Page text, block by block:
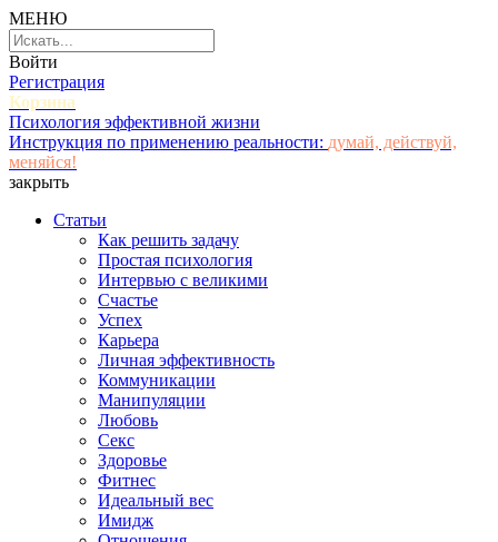
МЕНЮ
Войти
Регистрация
Корзина
Психология эффективной жизни
Инструкция по применению реальности: думай, действуй,
меняйся!
закрыть
Статьи
Как решить задачу
Простая психология
Интервью с великими
Счастье
Успех
Карьера
Личная эффективность
Коммуникации
Манипуляции
Любовь
Секс
Здоровье
Фитнес
Идеальный вес
Имидж